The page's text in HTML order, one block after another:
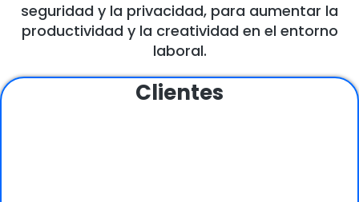
seguridad y la privacidad, para aumentar la
productividad y la creatividad en el entorno
laboral.
Clientes